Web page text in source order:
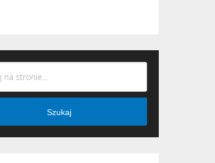
Szukaj